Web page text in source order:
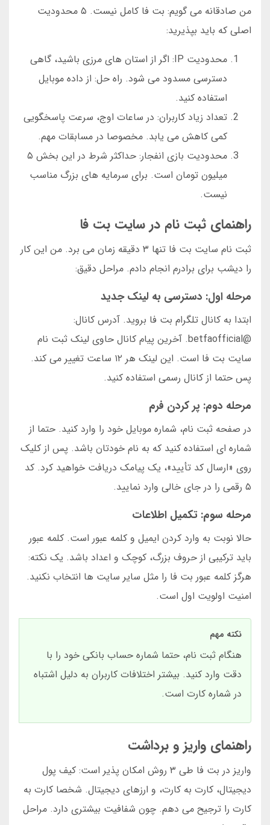
من صادقانه می گویم: بت فا کامل نیست. ۵ محدودیت
اصلی که باید بپذیرید:
محدودیت IP: اگر از استان های مرزی باشید، گاهی
دسترسی مسدود می شود. راه حل: از داده موبایل
استفاده کنید.
تعداد زیاد کاربران: در ساعات اوج، سرعت پاسخگویی
کمی کاهش می یابد. مخصوصا در مسابقات مهم.
محدودیت بازی انفجار: حداکثر شرط در این بخش ۵
میلیون تومان است. برای سرمایه های بزرگ مناسب
نیست.
راهنمای ثبت نام در سایت بت فا
ثبت نام سایت بت فا تنها ۳ دقیقه زمان می برد. من این کار
را دیشب برای برادرم انجام دادم. مراحل دقیق:
مرحله اول: دسترسی به لینک جدید
ابتدا به کانال تلگرام بت فا بروید. آدرس کانال:
@betfaofficial. آخرین پیام کانال حاوی لینک ثبت نام
سایت بت فا است. این لینک هر ۱۲ ساعت تغییر می کند.
پس حتما از کانال رسمی استفاده کنید.
مرحله دوم: پر کردن فرم
در صفحه ثبت نام، شماره موبایل خود را وارد کنید. حتما از
شماره ای استفاده کنید که به نام خودتان باشد. پس از کلیک
روی «ارسال کد تأیید»، یک پیامک دریافت خواهید کرد. کد
۵ رقمی را در جای خالی وارد نمایید.
مرحله سوم: تکمیل اطلاعات
حالا نوبت به وارد کردن ایمیل و کلمه عبور است. کلمه عبور
باید ترکیبی از حروف بزرگ، کوچک و اعداد باشد. یک نکته:
هرگز کلمه عبور بت فا را مثل سایر سایت ها انتخاب نکنید.
امنیت اولویت اول است.
نکته مهم
هنگام ثبت نام، حتما شماره حساب بانکی خود را با
دقت وارد کنید. بیشتر اختلافات کاربران به دلیل اشتباه
در شماره کارت است.
راهنمای واریز و برداشت
واریز در بت فا طی ۳ روش امکان پذیر است: کیف پول
دیجیتال، کارت به کارت، و ارزهای دیجیتال. شخصا کارت به
کارت را ترجیح می دهم. چون شفافیت بیشتری دارد. مراحل